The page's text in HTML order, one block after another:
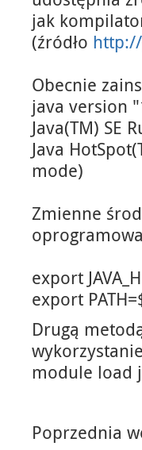
jak
(źródło
Obecnie
java version
Java(TM) SE
Java
mode)
Zmienne
export
export
Drugą
module load
Poprzednia